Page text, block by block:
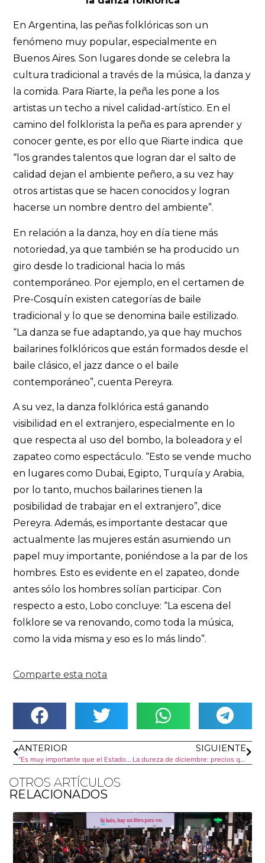
En Argentina, las peñas folklóricas son un
fenómeno muy popular, especialmente en
Buenos Aires. Son lugares donde se celebra la
cultura tradicional a través de la música, la danza y
la comida. Para Riarte, la peña les pone a los
artistas un techo a nivel calidad-artístico. En el
camino del folklorista la peña es para aprender y
conocer gente, es por ello que Riarte indica que
“los grandes talentos que logran dar el salto de
calidad dejan el ambiente peñero, a su vez hay
otros artistas que se hacen conocidos y logran
hacerse un nombre dentro del ambiente”.
En relación a la danza, hoy en día tiene más
notoriedad, ya que también se ha producido un
giro desde lo tradicional hacia lo más
contemporáneo. Por ejemplo, en el certamen de
Pre-Cosquín existen categorías de baile
tradicional y lo que se denomina baile estilizado.
“La danza se fue adaptando, ya que hay muchos
bailarines folklóricos que están formados desde el
baile clásico, el jazz dance o el baile
contemporáneo”, cuenta Pereyra.
A su vez, la danza fo klórica está ganando
visibilidad en el extranjero, especialmente en lo
que respecta al uso del bombo, la boleadora y el
zapateo como espectáculo. “Esto se vende mucho
en lugares como Dubai, Egipto, Turquía y Arabia,
por lo tanto, muchos bailarines tienen la
posibilidad de trabajar en el extranjero”, dice
Pereyra. Además, es importante destacar que
actualmente las mujeres están asumiendo un
papel muy importante, poniéndose a la par de los
hombres. Esto es evidente en el zapateo, donde
antes sólo los hombres solían participar. Con
respecto a esto, Lobo concluye: “La escena del
folklore se va renovando, como toda la música,
como la vida misma y eso es lo más lindo”.
Comparte esta nota
ANTERIOR
“Es muy importante que el Estado genere espacios de debate, análisis, investigación y producción académica”
SIGUIENTE
La dureza de diciembre: precios que suben, ingresos que caen
OTROS ARTÍCULOS
RELACIONADOS